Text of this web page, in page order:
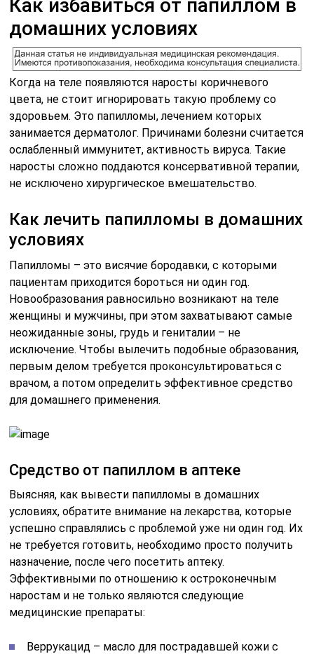
Как избавиться от папиллом в
домашних условиях
Когда на теле появляются наросты коричневого
цвета, не стоит игнорировать такую проблему со
здоровьем. Это папилломы, лечением которых
занимается дерматолог. Причинами болезни считается
ослабленный иммунитет, активность вируса. Такие
наросты сложно поддаются консервативной терапии,
не исключено хирургическое вмешательство.
Как лечить папилломы в домашних
условиях
Папилломы – это висячие бородавки, с которыми
пациентам приходится бороться ни один год.
Новообразования равносильно возникают на теле
женщины и мужчины, при этом захватывают самые
неожиданные зоны, грудь и гениталии – не
исключение. Чтобы вылечить подобные образования,
первым делом требуется проконсультироваться с
врачом, а потом определить эффективное средство
для домашнего применения.
Средство от папиллом в аптеке
Выясняя, как вывести папилломы в домашних
условиях, обратите внимание на лекарства, которые
успешно справлялись с проблемой уже ни один год. Их
не требуется готовить, необходимо просто получить
назначение, после чего посетить аптеку.
Эффективными по отношению к остроконечным
наростам и не только являются следующие
медицинские препараты:
Веррукацид – масло для пострадавшей кожи с